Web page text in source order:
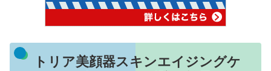
トリア美顔器スキンエイジングケ